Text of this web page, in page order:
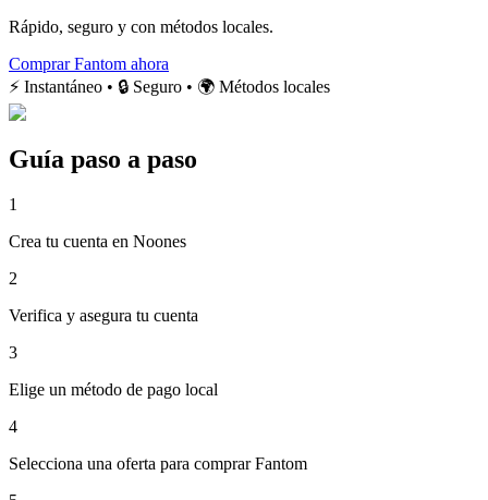
Rápido, seguro y con métodos locales.
Comprar Fantom ahora
⚡ Instantáneo • 🔒 Seguro • 🌍 Métodos locales
Guía paso a paso
1
Crea tu cuenta en Noones
2
Verifica y asegura tu cuenta
3
Elige un método de pago local
4
Selecciona una oferta para comprar Fantom